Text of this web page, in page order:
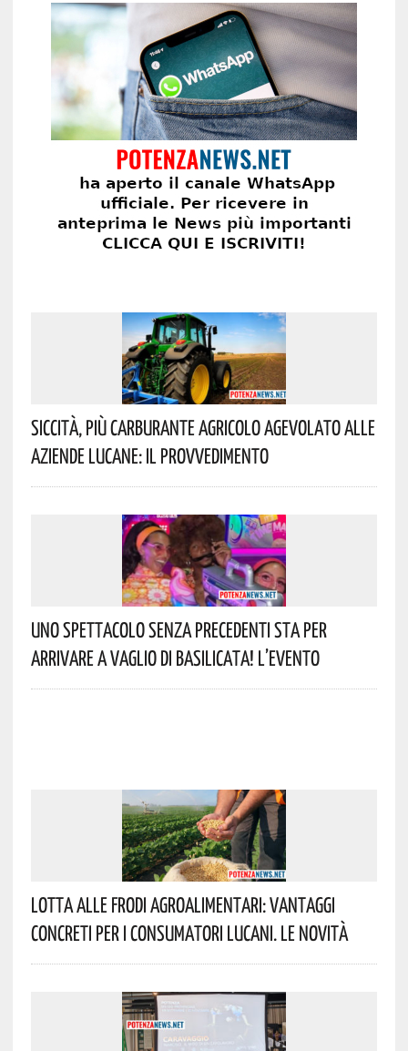
Siccità, Più Carburante Agricolo Agevolato Alle
Aziende Lucane: Il Provvedimento
Uno Spettacolo Senza Precedenti Sta Per
Arrivare A Vaglio Di Basilicata! L’evento
Lotta Alle Frodi Agroalimentari: Vantaggi
Concreti Per I Consumatori Lucani. Le Novità